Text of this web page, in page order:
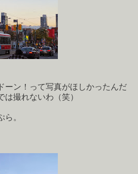
ーン！って写真がほしかったんだ
撮れないわ（笑）
ら。